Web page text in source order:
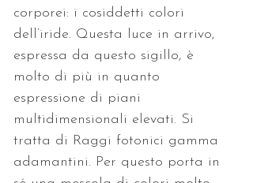
corporei: i cosiddetti colori
dell’iride. Questa luce in arrivo,
espressa da questo sigillo, è
molto di più in quanto
espressione di piani
multidimensionali elevati. Si
tratta di Raggi fotonici gamma
adamantini. Per questo porta in